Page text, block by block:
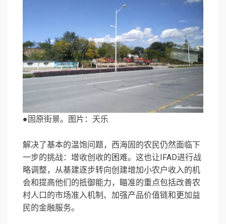
●固原街景。图片：天乐
解决了基本的温饱问题，西海固的农民仍然面临下
一步的挑战：增收创收的困难。这也让IFAD进行战
略调整，从基建逐步转向创建增加小农户收入的机
会和提高他们的抵御能力，瞄准的重点包括改善农
村人口的市场准入机制、加强产品价值链和更加益
民的金融服务。